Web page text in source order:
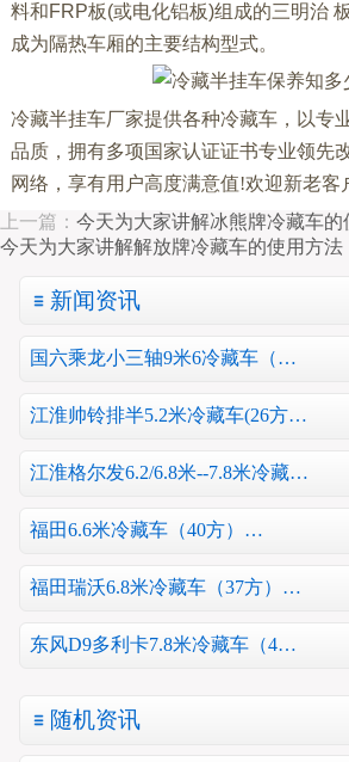
料和FRP板(或电化铝板)组成的三明治
成为隔热车厢的主要结构型式。
冷藏半挂车厂家提供各种冷藏车，以专
品质，拥有多项国家认证证书专业领先
网络，享有用户高度满意值!欢迎新老客
上一篇： 今天为大家讲解冰熊牌冷藏车的
今天为大家讲解解放牌冷藏车的使用方法
新闻资讯
国六乘龙小三轴9米6冷藏车（…
江淮帅铃排半5.2米冷藏车(26方…
江淮格尔发6.2/6.8米--7.8米冷藏…
福田6.6米冷藏车（40方）…
福田瑞沃6.8米冷藏车（37方）…
东风D9多利卡7.8米冷藏车（4…
随机资讯